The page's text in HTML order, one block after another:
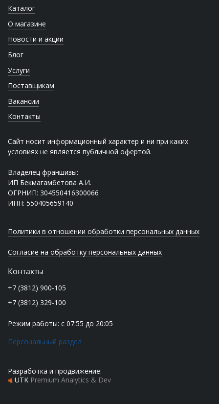
Каталог
О магазине
Новости и акции
Блог
Услуги
Поставщикам
Вакансии
Контакты
Сайт носит информационный характер и ни при каких
условиях не является публичной офертой.
Владелец франшизы:
ИП Бекмагамбетова А.И.
ОГРНИП: 304550416300066
ИНН: 550405659140
Политики в отношении обработки персональных данных
Согласие на обработку персональных данных
Контакты
+7 (3812) 900-105
+7 (3812) 329-100
Режим работы: с 07:55 до 20:05
Персональный раздел
Разработка и продвижение:
UTK Premium Analytics & Dev